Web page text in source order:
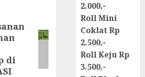
di
2.000,-
Roll Mini
Coklat Rp
2.500,-
Roll Keju Rp
3.500,-